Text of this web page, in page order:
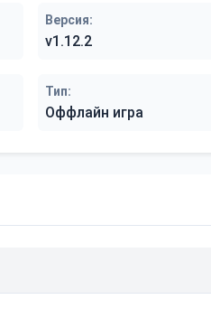
Версия:
v1.12.2
Тип:
Оффлайн игра